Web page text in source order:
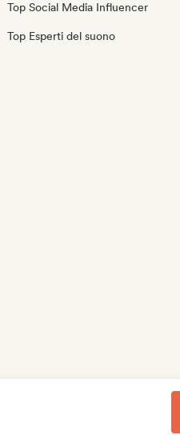
Top Social Media Influencer
Top Esperti del suono